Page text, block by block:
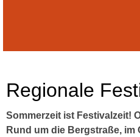
Regionale
Sommerzeit ist Festivalzeit!
Rund um die Bergstraße,